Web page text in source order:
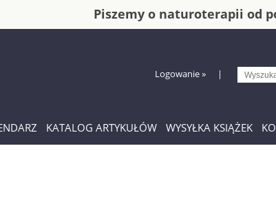
Piszemy o naturoterapii od
|
Logowanie»
KATALOG ARTYKUŁÓW WYSYŁKA KSIĄŻEK